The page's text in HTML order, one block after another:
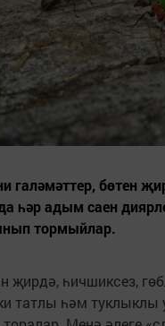
галәмәттер, бөтен
һәр адым саен
тормыйлар.
җирдә, һичшиксез,
татлы һәм туклыклы